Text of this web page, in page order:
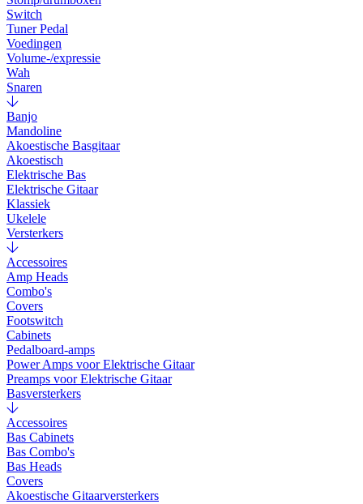
Switch
Tuner Pedal
Voedingen
Volume-/expressie
Wah
Snaren
Banjo
Mandoline
Akoestische Basgitaar
Akoestisch
Elektrische Bas
Elektrische Gitaar
Klassiek
Ukelele
Versterkers
Accessoires
Amp Heads
Combo's
Covers
Footswitch
Cabinets
Pedalboard-amps
Power Amps voor Elektrische Gitaar
Preamps voor Elektrische Gitaar
Basversterkers
Accessoires
Bas Cabinets
Bas Combo's
Bas Heads
Covers
Akoestische Gitaarversterkers